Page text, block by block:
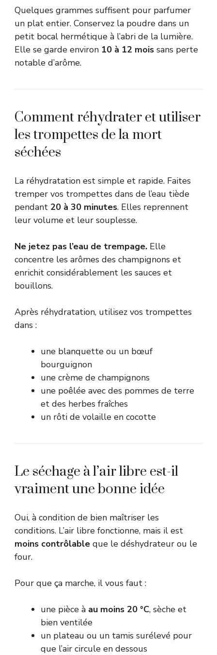
Quelques grammes suffisent pour parfumer
un plat entier. Conservez la poudre dans un
petit bocal hermétique à l’abri de la lumière.
Elle se garde environ 10 à 12 mois sans perte
notable d’arôme.
Comment réhydrater et utiliser
les trompettes de la mort
séchées
La réhydratation est simple et rapide. Faites
tremper vos trompettes dans de l’eau tiède
pendant 20 à 30 minutes. Elles reprennent
leur volume et leur souplesse.
Ne jetez pas l’eau de trempage. Elle
concentre les arômes des champignons et
enrichit considérablement les sauces et
bouillons.
Après réhydratation, utilisez vos trompettes
dans :
une blanquette ou un bœuf
bourguignon
une crème de champignons
une poêlée avec des pommes de terre
et des herbes fraîches
un rôti de volaille en cocotte
Le séchage à l’air libre est-il
vraiment une bonne idée
Oui, à condition de bien maîtriser les
conditions. L’air libre fonctionne, mais il est
moins contrôlable que le déshydrateur ou le
four.
Pour que ça marche, il vous faut :
une pièce à au moins 20 °C, sèche et
bien ventilée
un plateau ou un tamis surélevé pour
que l’air circule en dessous